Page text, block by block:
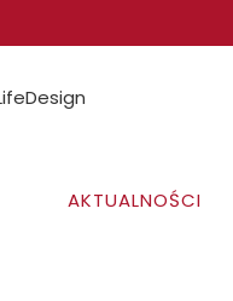
AKTUALNOŚCI